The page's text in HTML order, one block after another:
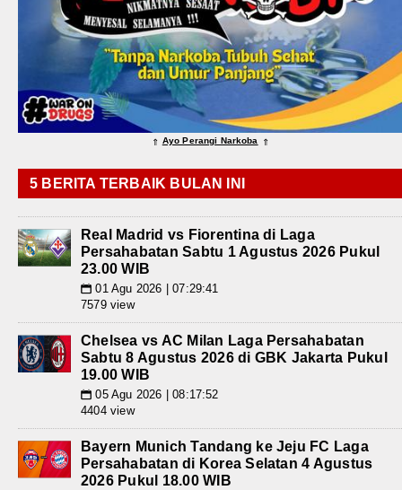
⇑ Ayo Perangi Narkoba ⇑
5 BERITA TERBAIK BULAN INI
Real Madrid vs Fiorentina di Laga
Persahabatan Sabtu 1 Agustus 2026 Pukul
23.00 WIB
📅 01 Agu 2026 | 07:29:41
7579 view
Chelsea vs AC Milan Laga Persahabatan
Sabtu 8 Agustus 2026 di GBK Jakarta Pukul
19.00 WIB
📅 05 Agu 2026 | 08:17:52
4404 view
Bayern Munich Tandang ke Jeju FC Laga
Persahabatan di Korea Selatan 4 Agustus
2026 Pukul 18.00 WIB